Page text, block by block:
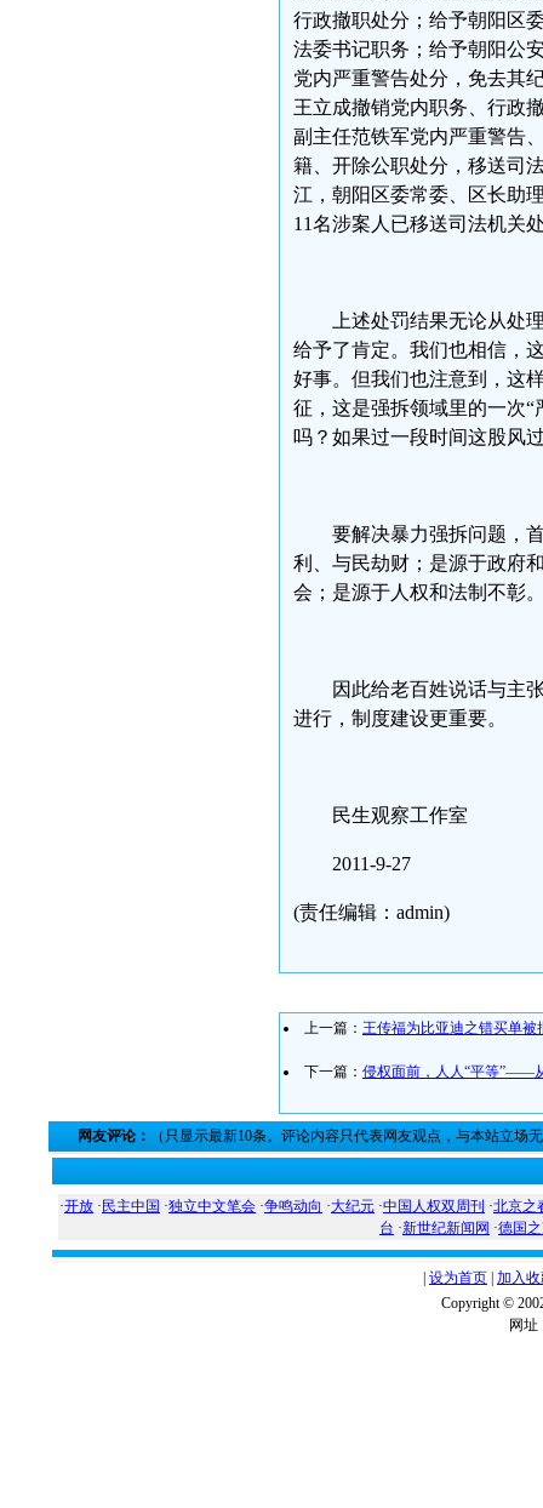
行政撤职处分；给予朝阳区
法委书记职务；给予朝阳公
党内严重警告处分，免去其
王立成撤销党内职务、行政
副主任范铁军党内严重警告
籍、开除公职处分，移送司
江，朝阳区委常委、区长助
11名涉案人已移送司法机关
上述处罚结果无论从处
给予了肯定。我们也相信，
好事。但我们也注意到，这
征，这是强拆领域里的一次“
吗？如果过一段时间这股风
要解决暴力强拆问题，
利、与民劫财；是源于政府
会；是源于人权和法制不彰
因此给老百姓说话与主
进行，制度建设更重要。
民生观察工作室
2011-9-27
(责任编辑：admin)
上一篇： 王传福为比亚迪之错买单被
下一篇： 侵权面前，人人“平等”——
网友评论： （只显示最新10条。评论内容只代表网友观点，与本站立场
·开放 · 民主中国 ·独立中文笔会 ·争鸣动向 ·大纪元 ·中国人权双周刊 ·北京之
台 ·新世纪新闻网 ·德国
设为首页 加入
Copyright ©
网址